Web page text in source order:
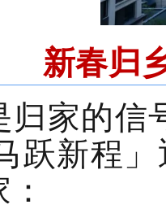
新春归
归家的信
跃新程